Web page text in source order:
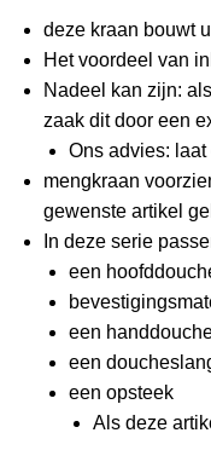
deze kraan bouwt
Het voordeel van
Nadeel kan zijn:
zaak dit door een
Ons advies:
mengkraan
gewenste artikel
In deze serie
een
een
een
een opsteek
Als deze